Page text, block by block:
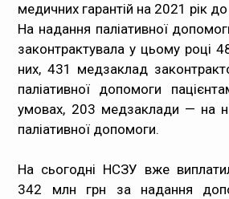
медичних гарантій на 2021 рік
На надання паліативної
законтрактувала у цьому році
них, 431 медзаклад
паліативної допомоги
умовах, 203 медзаклади — на
паліативної допомоги.
На сьогодні НСЗУ вже
342 млн грн за надання